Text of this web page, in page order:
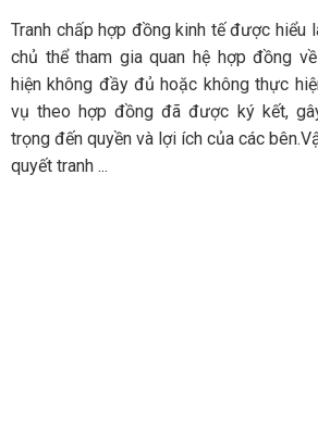
Tranh chấp hợp đồng kinh tế được hiểu
chủ thể tham gia quan hệ hợp đồng
hiện không đầy đủ hoặc không thực
vụ theo hợp đồng đã được ký kết,
trọng đến quyền và lợi ích của các
quyết tranh ...